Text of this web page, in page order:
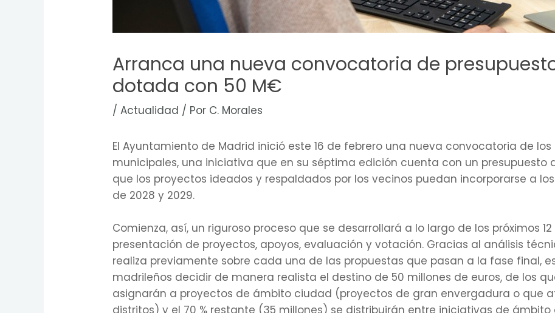
Arranca una nueva convocatoria de
dotada con 50 M€
/Actualidad / Por C. Morales
El Ayuntamiento de Madrid inició este 16 de febrero una nueva convocatoria de
municipales, una iniciativa que en su séptima edición cuenta con un presupuesto
que los proyectos ideados y respaldados por los vecinos puedan incorporarse a
de 2028 y 2029.
Comienza, así, un riguroso proceso que se desarrollará a lo largo de los próximos
presentación de proyectos, apoyos, evaluación y votación. Gracias al análisis
realiza previamente sobre cada una de las propuestas que pasan a la fase final,
madrileños decidir de manera realista el destino de 50 millones de euros, de los
asignarán a proyectos de ámbito ciudad (proyectos de gran envergadura o que
distritos) y el 70 % restante (35 millones) se distribuirán entre iniciativas de ámbito